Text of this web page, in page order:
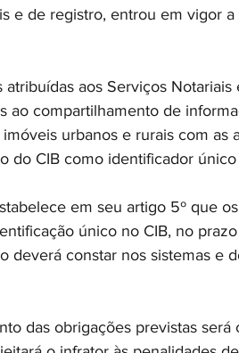
e de registro, entrou em vigor
aos Serviços Notariais
ao compartilhamento de
urbanos e rurais com as
do CIB como identificador
em seu artigo 5º que
único no CIB, no
deverá constar nos sistemas e
das obrigações previstas será